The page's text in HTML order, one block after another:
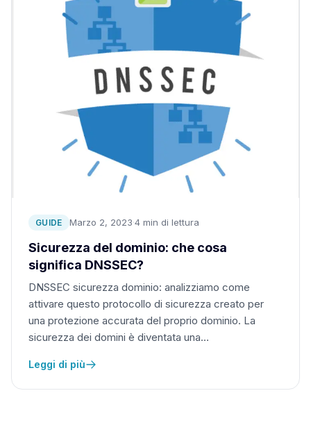
GUIDE Marzo 2, 2023·4 min di lettura
Sicurezza del dominio: che cosa
significa DNSSEC?
DNSSEC sicurezza dominio: analizziamo come
attivare questo protocollo di sicurezza creato per
una protezione accurata del proprio dominio. La
sicurezza dei domini è diventata una…
Leggi di più